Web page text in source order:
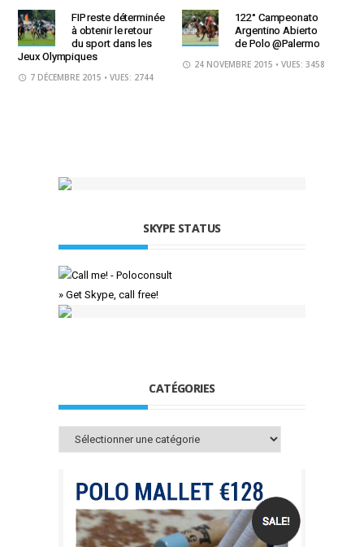
FIP reste déterminée
à obtenir le retour
du sport dans les
Jeux Olympiques
7 DÉCEMBRE 2015 • VUES: 2744
122° Campeonato
Argentino Abierto
de Polo @Palermo
24 NOVEMBRE 2015 • VUES: 3458
SKYPE STATUS
» Get Skype, call free!
CATÉGORIES
Catégories